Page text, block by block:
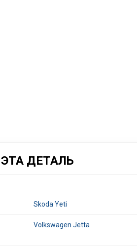
ДЕТАЛЬ
Skoda Yeti
Volkswagen Jetta